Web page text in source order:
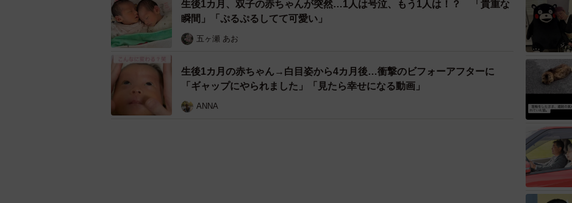
生後1カ月、双子の赤ちゃんが突然…1人は号泣、もう1人は！？ 「貴重な
瞬間」「ぷるぷるしてて可愛い」
五ヶ瀬 あお
生後1カ月の赤ちゃん→白目姿から4カ月後…衝撃のビフォーアフターに
「ギャップにやられました」「見たら幸せになる動画」
ANNA